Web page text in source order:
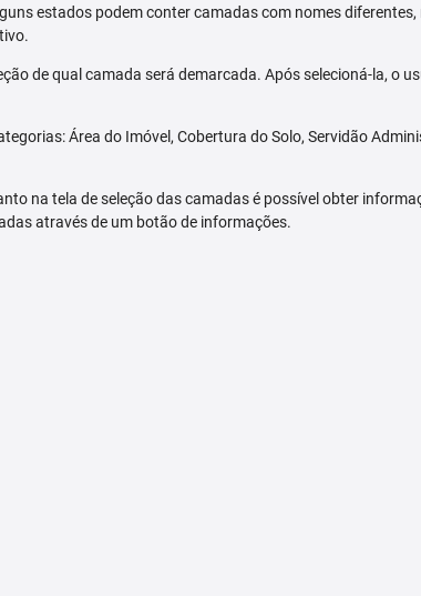
estados podem conter camadas com nomes
de qual camada será demarcada. Após selecioná-la, o
Área do Imóvel, Cobertura do Solo, Servidão
na tela de seleção das camadas é possível obter
através de um botão de informações.